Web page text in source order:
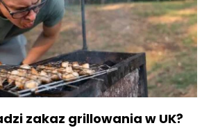
zakaz grillowania w UK?